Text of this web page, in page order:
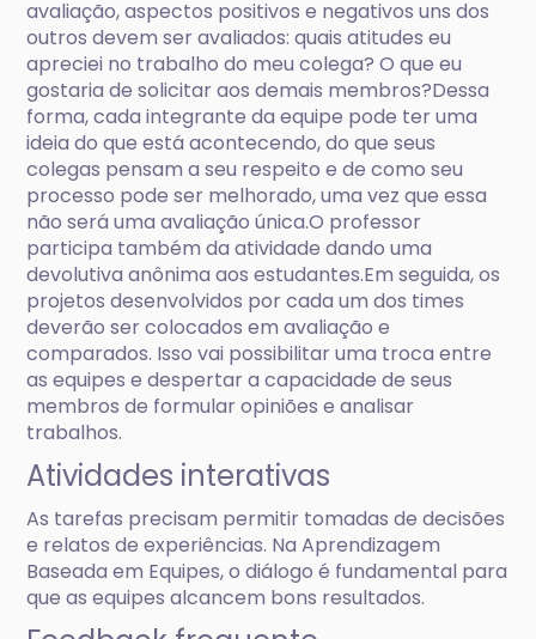
avaliação, aspectos positivos e negativos uns dos
outros devem ser avaliados: quais atitudes eu
apreciei no trabalho do meu colega? O que eu
gostaria de solicitar aos demais membros?Dessa
forma, cada integrante da equipe pode ter uma
ideia do que está acontecendo, do que seus
colegas pensam a seu respeito e de como seu
processo pode ser melhorado, uma vez que essa
não será uma avaliação única.O professor
participa também da atividade dando uma
devolutiva anônima aos estudantes.Em seguida, os
projetos desenvolvidos por cada um dos times
deverão ser colocados em avaliação e
comparados. Isso vai possibilitar uma troca entre
as equipes e despertar a capacidade de seus
membros de formular opiniões e analisar
trabalhos.
Atividades interativas
As tarefas precisam permitir tomadas de decisões
e relatos de experiências. Na Aprendizagem
Baseada em Equipes, o diálogo é fundamental para
que as equipes alcancem bons resultados.